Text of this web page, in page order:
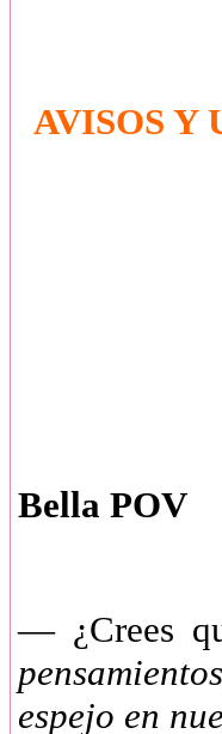
AVISOS Y
Bella POV
— ¿Crees
espejo en